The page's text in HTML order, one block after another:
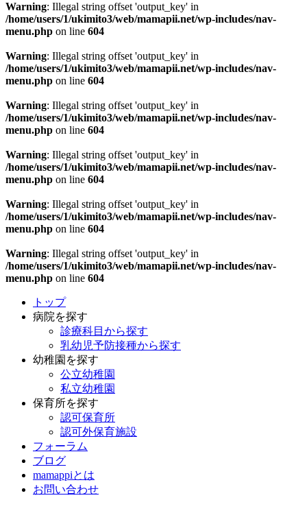
Warning: Illegal string offset 'output_key' in
/home/users/1/ukimito3/web/mamapii.net/wp-includes/nav-
menu.php on line 604
Warning: Illegal string offset 'output_key' in
/home/users/1/ukimito3/web/mamapii.net/wp-includes/nav-
menu.php on line 604
Warning: Illegal string offset 'output_key' in
/home/users/1/ukimito3/web/mamapii.net/wp-includes/nav-
menu.php on line 604
Warning: Illegal string offset 'output_key' in
/home/users/1/ukimito3/web/mamapii.net/wp-includes/nav-
menu.php on line 604
Warning: Illegal string offset 'output_key' in
/home/users/1/ukimito3/web/mamapii.net/wp-includes/nav-
menu.php on line 604
Warning: Illegal string offset 'output_key' in
/home/users/1/ukimito3/web/mamapii.net/wp-includes/nav-
menu.php on line 604
トップ
病院を探す
診療科目から探す
乳幼児予防接種から探す
幼稚園を探す
公立幼稚園
私立幼稚園
保育所を探す
認可保育所
認可外保育施設
フォーラム
ブログ
mamappiとは
お問い合わせ